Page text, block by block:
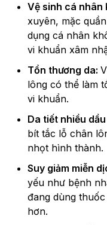
Vệ sinh cá nhân
xuyên, mặc
dụng cá nhân
vi khuẩn xâm
Tổn thương da:
lông có thể làm
vi khuẩn.
Da tiết nhiều
bít tắc lỗ chân
nhọt hình thành.
Suy giảm miễn
yếu như bệnh
đang dùng
hơn.